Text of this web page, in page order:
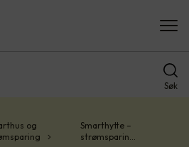
Søk
og
Smarthytte –
strømsparin…